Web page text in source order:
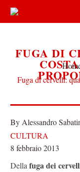
FUGA DI
Fuga di cervelli:
By Alessandro
CULTURA
8 febbraio 2013
Dellafuga dei